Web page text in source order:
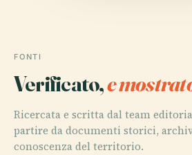
FONTI
Verificato,e
Ricercata e scritta dal team
partire da documenti storici,
conoscenza del territorio.